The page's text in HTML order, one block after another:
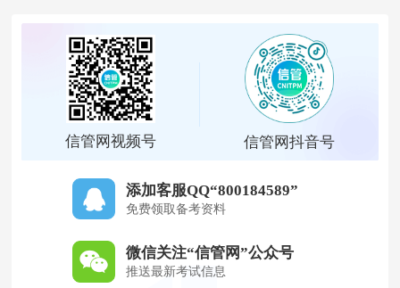
信管网视频号 信管网抖音号
添加客服QQ“800184589”
免费领取备考资料
微信关注“信管网”公众号
推送最新考试信息